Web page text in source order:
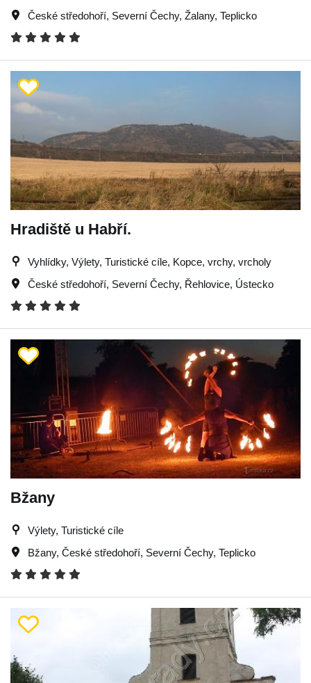
České středohoří, Severní Čechy, Žalany, Teplicko
Hradiště u Habří.
Vyhlídky, Výlety, Turistické cíle, Kopce, vrchy, vrcholy
České středohoří, Severní Čechy, Řehlovice, Ústecko
Bžany
Výlety, Turistické cíle
Bžany, České středohoří, Severní Čechy, Teplicko